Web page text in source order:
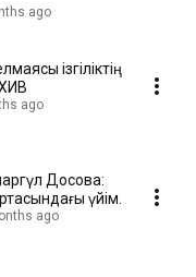
ago
ізгіліктің
ago
Досова:
үйім.
ago